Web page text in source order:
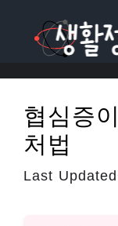
로
협심증
처법
Last